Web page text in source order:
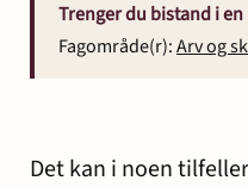
Trenger du bistand i
Fagområde(r):Arv og
Det kan i noen
Offentlige
anskaffelser
Selskapsrett
Skatt
og